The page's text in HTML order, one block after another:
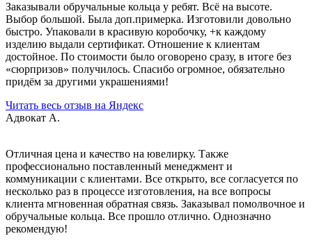
Заказывали обручальные кольца у ребят. Всё на высоте.
Выбор большой. Была доп.примерка. Изготовили довольно
быстро. Упаковали в красивую коробочку, +к каждому
изделию выдали сертификат. Отношение к клиентам
достойное. По стоимости было оговорено сразу, в итоге без
«сюрпризов» получилось. Спасибо огромное, обязательно
придём за другими украшениями!
Читать весь отзыв на Яндекс
Адвокат А.
Отличная цена и качество на ювелирку. Также
профессионально поставленный менеджмент и
коммуникации с клиентами. Все открыто, все согласуется по
несколько раз в процессе изготовления, на все вопросы
клиента мгновенная обратная связь. Заказывал помолвочное и
обручальные кольца. Все прошло отлично. Однозначно
рекомендую!